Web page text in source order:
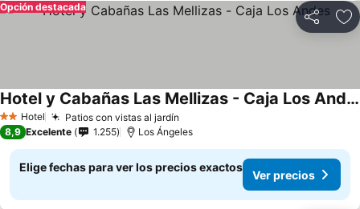
Compartir
Opción destacada
2 Estrellas
Hotel Patios con vistas al jardín
Hotel y Cabañas Las Mellizas - Caja Los Andes
Ver precios
8,9 Excelente 1.255 Los Ángeles
Elige fechas para ver los precios exactos
Ver precios